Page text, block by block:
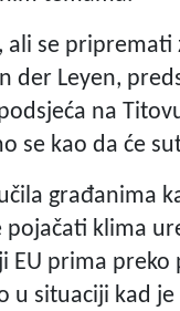
se
Leyen,
na
se kao da će
građanima
klima
EU prima
situaciji kad